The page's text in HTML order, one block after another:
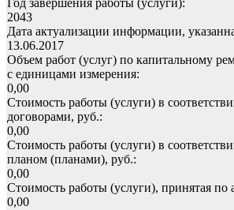
2043
Дата актуализации информации,
13.06.2017
Объем работ (услуг) по капитальному
с единицами измерения:
0,00
Стоимость работы (услуги) в
договорами, руб.:
0,00
Стоимость работы (услуги) в
планом (планами), руб.:
0,00
Стоимость работы (услуги), принятая по
0,00